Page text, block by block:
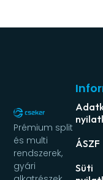
Prémium split
és multi
rendszerek,
gyári
ÁSZF
Süti